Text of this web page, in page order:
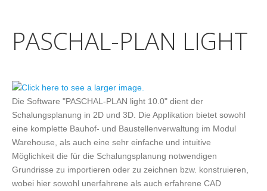
PASCHAL-PLAN LIGHT
Die Software "PASCHAL-PLAN light 10.0" dient der
Schalungsplanung in 2D und 3D. Die Applikation bietet sowohl
eine komplette Bauhof- und Baustellenverwaltung im Modul
Warehouse, als auch eine sehr einfache und intuitive
Möglichkeit die für die Schalungsplanung notwendigen
Grundrisse zu importieren oder zu zeichnen bzw. konstruieren,
wobei hier sowohl unerfahrene als auch erfahrene CAD